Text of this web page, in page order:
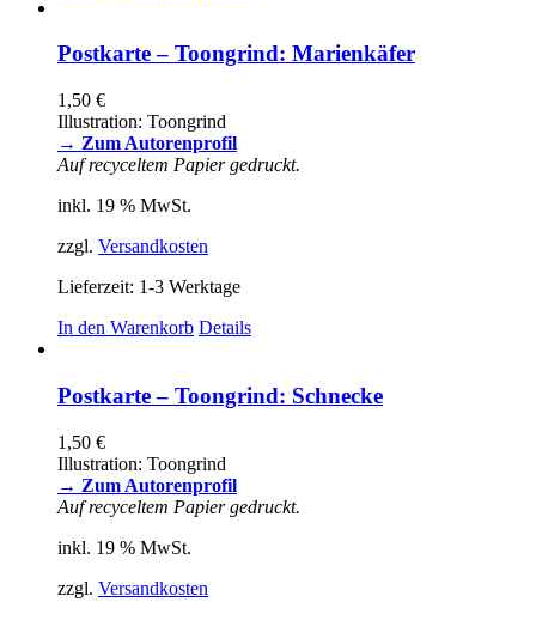
Postkarte – Toongrind: Marienkäfer
1,50 €
Illustration: Toongrind
→ Zum Autorenprofil
Auf recyceltem Papier gedruckt.
inkl. 19 % MwSt.
zzgl. Versandkosten
Lieferzeit: 1-3 Werktage
In den Warenkorb Details
Postkarte – Toongrind: Schnecke
1,50 €
Illustration: Toongrind
→ Zum Autorenprofil
Auf recyceltem Papier gedruckt.
inkl. 19 % MwSt.
zzgl. Versandkosten